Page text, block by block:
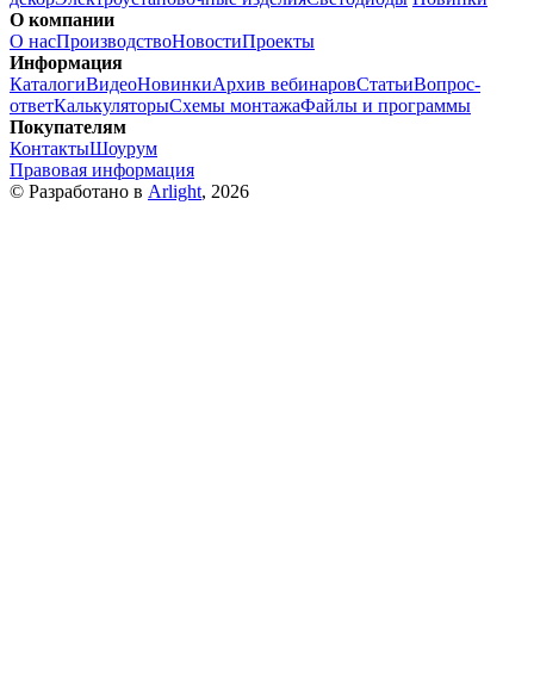
О компании
О насПроизводствоНовостиПроекты
Информация
КаталогиВидеоНовинкиАрхив вебинаровСтатьиВопрос-
ответКалькуляторыСхемы монтажаФайлы и программы
Покупателям
КонтактыШоурум
Правовая информация
© Разработано в Arlight, 2026